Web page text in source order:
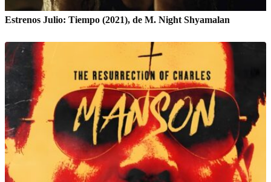
Estrenos Julio: Tiempo (2021), de M. Night Shyamalan